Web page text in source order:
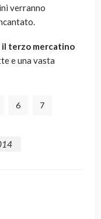
verranno
il terzo mercatino
e una vasta
6 7